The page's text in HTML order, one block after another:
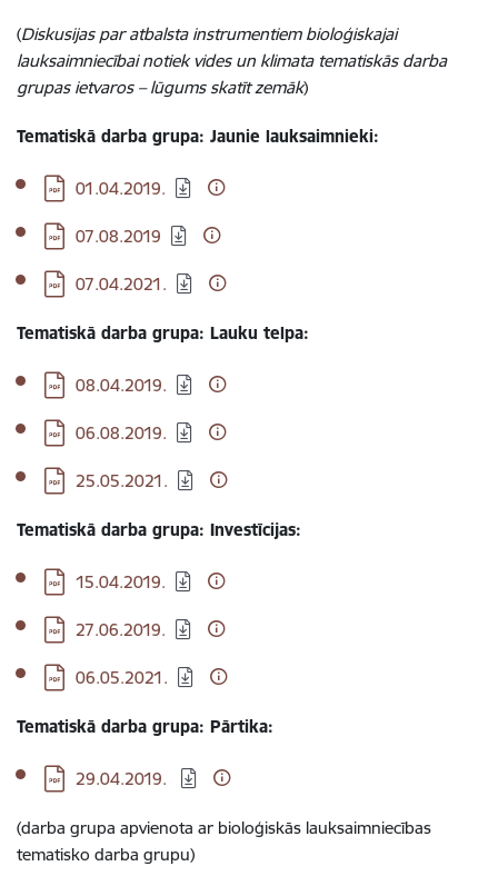
(Diskusijas par atbalsta instrumentiem bioloģiskajai
lauksaimniecībai notiek vides un klimata tematiskās darba
grupas ietvaros – lūgums skatīt zemāk)
Tematiskā darba grupa: Jaunie lauksaimnieki:
Lejupielādēt:
01.04.2019.
Lejupielādēt:
07.08.2019
Lejupielādēt:
07.04.2021.
Tematiskā darba grupa: Lauku telpa:
Lejupielādēt:
08.04.2019.
Lejupielādēt:
06.08.2019.
Lejupielādēt:
25.05.2021.
Tematiskā darba grupa: Investīcijas:
Lejupielādēt:
15.04.2019.
Lejupielādēt:
27.06.2019.
Lejupielādēt:
06.05.2021.
Tematiskā darba grupa: Pārtika:
Lejupielādēt:
29.04.2019.
(darba grupa apvienota ar bioloģiskās lauksaimniecības
tematisko darba grupu)